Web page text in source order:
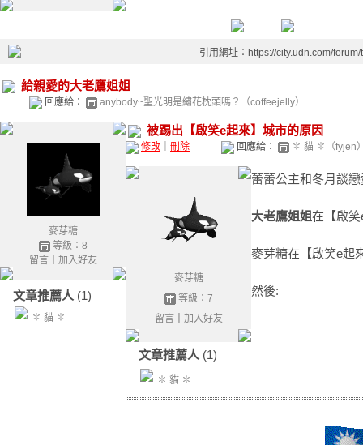
引用網址：https://city.udn.com/
給親愛的大老鷹姐姐
回應給： anybody~聖光明是繡花枕頭嗎？（coffeejelly）
麥芽糖
等級：8
留言｜ 加入好友
文章推薦人 (1)
✽ 貓 ✽
被踢出【啟笑e起來】城市的原因
修改 刪除 回應給： ✽ 貓 ✽（fyjen
麥芽糖
等級：7
留言｜ 加入好友
文章推薦人 (1)
✽ 貓 ✽
蕾蕾公主和冬月談戀
大老鷹姐姐在【啟
麥芽糖在【啟笑e起
然後: